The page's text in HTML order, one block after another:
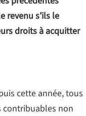
revenu s’ils le
droits à acquitter
cette année, tous
contribuables non